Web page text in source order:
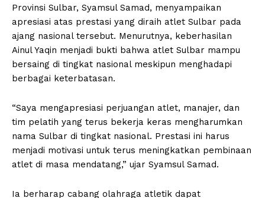
Provinsi Sulbar, Syamsul Samad, menyampaikan
apresiasi atas prestasi yang diraih atlet Sulbar pada
ajang nasional tersebut. Menurutnya, keberhasilan
Ainul Yaqin menjadi bukti bahwa atlet Sulbar mampu
bersaing di tingkat nasional meskipun menghadapi
berbagai keterbatasan.
“Saya mengapresiasi perjuangan atlet, manajer, dan
tim pelatih yang terus bekerja keras mengharumkan
nama Sulbar di tingkat nasional. Prestasi ini harus
menjadi motivasi untuk terus meningkatkan pembinaan
atlet di masa mendatang,” ujar Syamsul Samad.
Ia berharap cabang olahraga atletik dapat